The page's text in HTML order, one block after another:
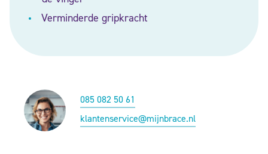
Verminderde gripkracht
085 082 50 61
klantenservice@mijnbrace.nl